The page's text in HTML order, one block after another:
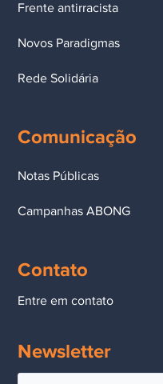
Frente antirracista
Novos Paradigmas
Rede Solidária
Comunicação
Notas Públicas
Campanhas ABONG
Contato
Entre em contato
Newsletter